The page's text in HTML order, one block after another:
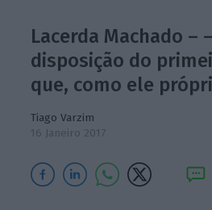
Lacerda Machado –
disposição do
que, como ele
Tiago Varzim
16 Janeiro 2017